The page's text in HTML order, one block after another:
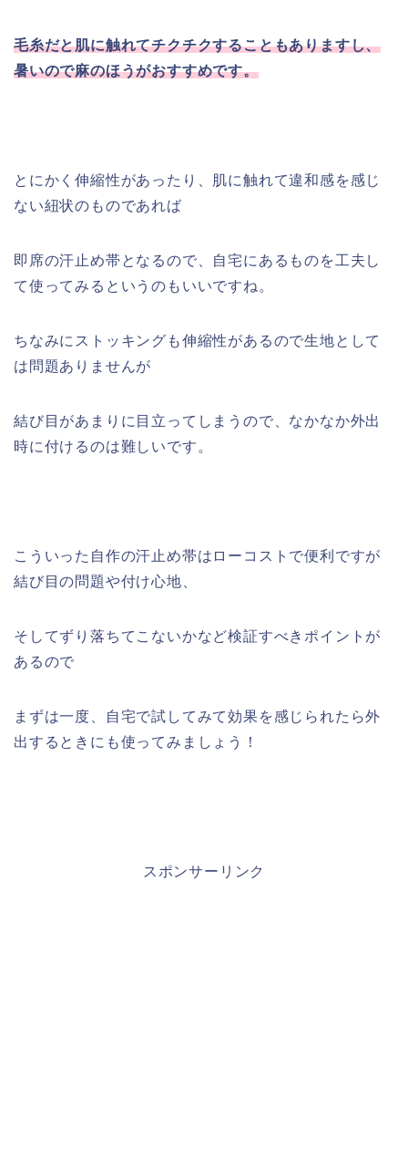
毛糸だと肌に触れてチクチクすることもありますし、
暑いので麻のほうがおすすめです。
とにかく伸縮性があったり、肌に触れて違和感を感じ
ない紐状のものであれば
即席の汗止め帯となるので、自宅にあるものを工夫し
て使ってみるというのもいいですね。
ちなみにストッキングも伸縮性があるので生地として
は問題ありませんが
結び目があまりに目立ってしまうので、なかなか外出
時に付けるのは難しいです。
こういった自作の汗止め帯はローコストで便利ですが
結び目の問題や付け心地、
そしてずり落ちてこないかなど検証すべきポイントが
あるので
まずは一度、自宅で試してみて効果を感じられたら外
出するときにも使ってみましょう！
スポンサーリンク